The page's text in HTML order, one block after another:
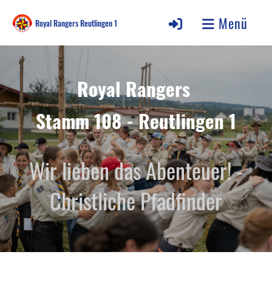
Royal Rangers Reutlingen 1 Menü
Royal Rangers
Stamm 108 - Reutlingen 1
Wir lieben das Abenteuer! -
Christliche Pfadfinder